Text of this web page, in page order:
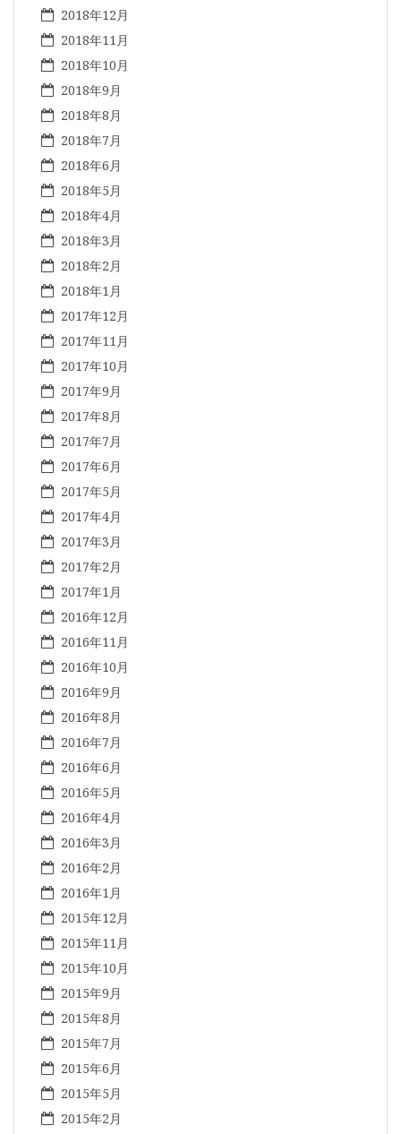
2018年12月
2018年11月
2018年10月
2018年9月
2018年8月
2018年7月
2018年6月
2018年5月
2018年4月
2018年3月
2018年2月
2018年1月
2017年12月
2017年11月
2017年10月
2017年9月
2017年8月
2017年7月
2017年6月
2017年5月
2017年4月
2017年3月
2017年2月
2017年1月
2016年12月
2016年11月
2016年10月
2016年9月
2016年8月
2016年7月
2016年6月
2016年5月
2016年4月
2016年3月
2016年2月
2016年1月
2015年12月
2015年11月
2015年10月
2015年9月
2015年8月
2015年7月
2015年6月
2015年5月
2015年2月